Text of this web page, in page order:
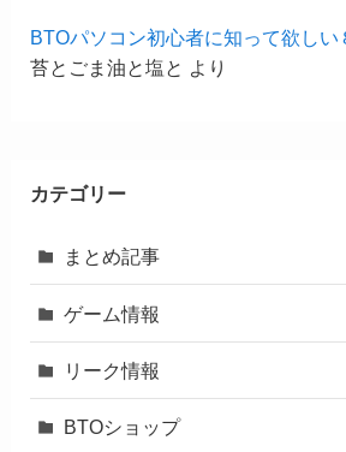
BTOパソコン初心者に知って欲しい
苔とごま油と塩と より
カテゴリー
まとめ記事
ゲーム情報
リーク情報
BTOショップ